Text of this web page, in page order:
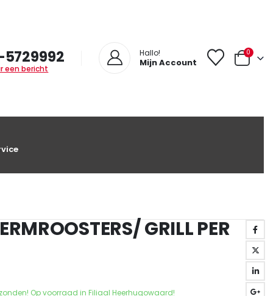
een bericht
Hallo!
Mijn Account
0
GRILL PER
Op voorraad in Filiaal Heerhugowaard!